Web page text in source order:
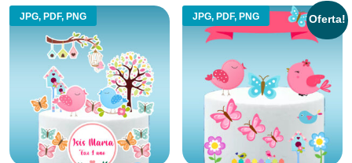
JPG, PDF, PNG JPG, PDF, PNG Oferta!